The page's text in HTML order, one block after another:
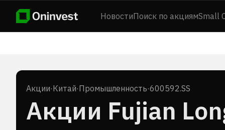
НовостиПоиск по акциямSmall
Акции·Китай·Промышленность·600592.SS
Акции Fujian